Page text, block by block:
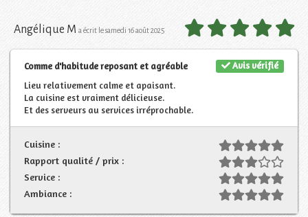
Angélique M a écrit le samedi 16 août 2025
Avis vérifié
Comme d'habitude reposant et agréable
Lieu relativement calme et apaisant.
La cuisine est vraiment délicieuse.
Et des serveurs au services irréprochable.
Cuisine :
Rapport qualité / prix :
Service :
Ambiance :